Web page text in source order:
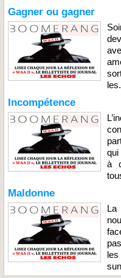
Gagner ou gagner
Incompétence
à
Maldonne
La